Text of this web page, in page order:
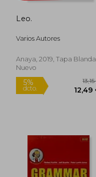
Leo.
Varios Autores
Anaya, 2019, Tapa Blanda,
Nuevo